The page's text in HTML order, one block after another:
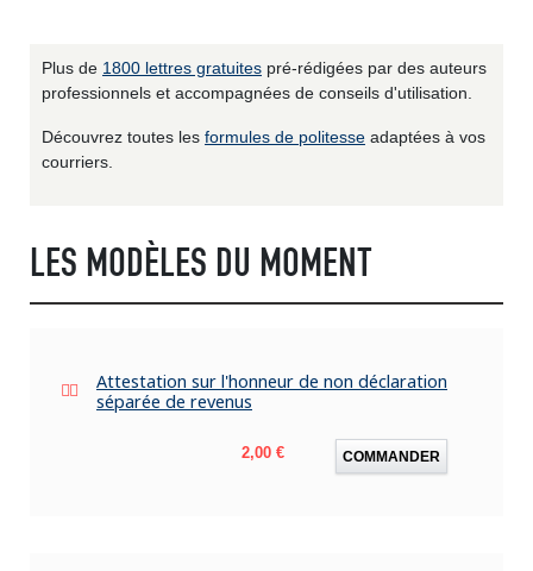
Plus de 1800 lettres gratuites pré-rédigées par des auteurs
professionnels et accompagnées de conseils d'utilisation.
Découvrez toutes les formules de politesse adaptées à vos
courriers.
LES MODÈLES DU MOMENT
Attestation sur l'honneur de non déclaration
séparée de revenus
Prix
2,00 € COMMANDER